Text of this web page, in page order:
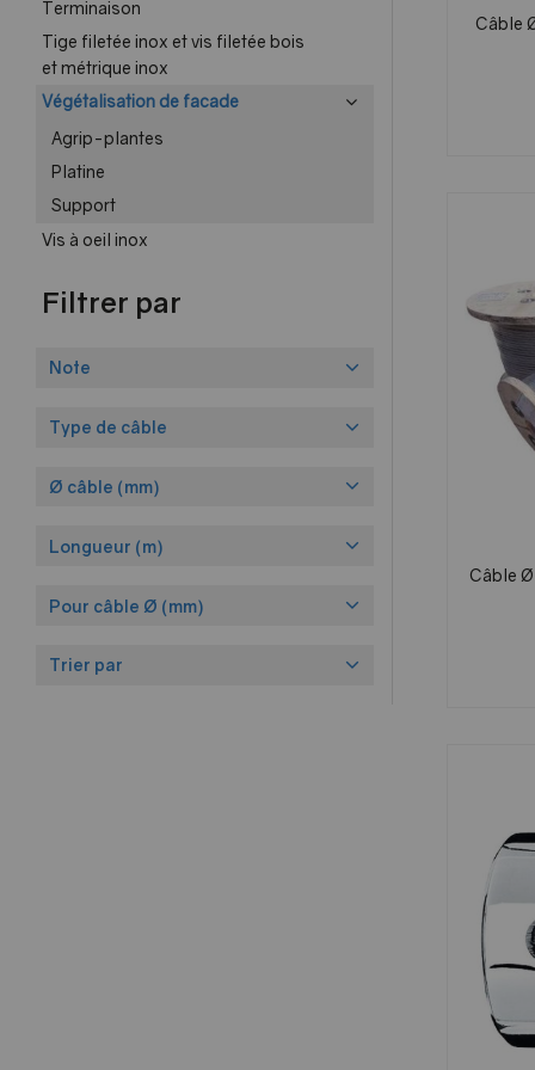
Terminaison
Tige filetée inox et vis filetée bois
et métrique inox
Végétalisation de facade
Agrip-plantes
Platine
Support
Vis à oeil inox
Filtrer par
Note
Type de câble
Ø câble (mm)
Longueur (m)
Pour câble Ø (mm)
Trier par
Câble
Câble